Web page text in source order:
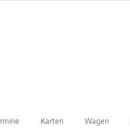
Karten Wagen